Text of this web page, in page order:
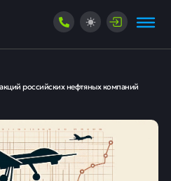
российских нефтяных компаний